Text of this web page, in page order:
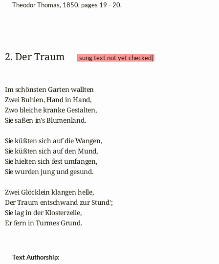
Theodor Thomas, 1850, pages 19 - 20.
2. Der Traum [sung text not yet checked]
Im schönsten Garten wallten
Zwei Buhlen, Hand in Hand,
Zwo bleiche kranke Gestalten,
Sie saßen in's Blumenland.
Sie küßten sich auf die Wangen,
Sie küßten sich auf den Mund,
Sie hielten sich fest umfangen,
Sie wurden jung und gesund.
Zwei Glöcklein klangen helle,
Der Traum entschwand zur Stund';
Sie lag in der Klosterzelle,
Er fern in Turmes Grund.
Text Authorship: